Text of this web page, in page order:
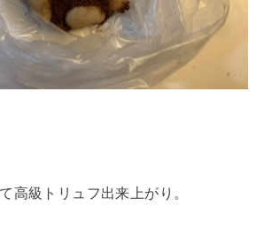
高級トリュフ出来上がり。